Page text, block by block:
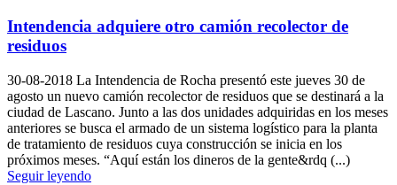
Intendencia adquiere otro camión recolector de
residuos
30-08-2018 La Intendencia de Rocha presentó este jueves 30 de
agosto un nuevo camión recolector de residuos que se destinará a la
ciudad de Lascano. Junto a las dos unidades adquiridas en los meses
anteriores se busca el armado de un sistema logístico para la planta
de tratamiento de residuos cuya construcción se inicia en los
próximos meses. “Aquí están los dineros de la gente&rdq (...)
Seguir leyendo